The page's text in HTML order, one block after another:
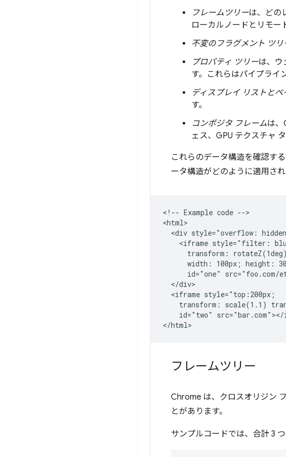
フレームツリーは、どの
ローカルノードとリモー
不変のフラグメント ツリ
プロパティ ツリーは、ウ
す。これらはパイプライ
ディスプレイ リストと
す。
コンポジタ フレームは、
ェス、GPU テクスチャ
これらのデータ構造を確認す
ータ構造がどのように適用さ
<!-- Example code -->
<html>
<div style="overflow:
<iframe style="filter:
transform:
width: 100px; height:
id="one" src="foo.com/
  </div>
  <iframe style="top:200px;
transform: scale(1.1)
id="two" src="bar.com"></
フレームツリー
Chrome は、クロスオリジン
とがあります。
サンプルコードでは、合計 3